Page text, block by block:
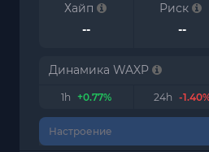
Хайп
--
Риск
--
Динамика WAXP
1h +0.77% 24h -
Настроение